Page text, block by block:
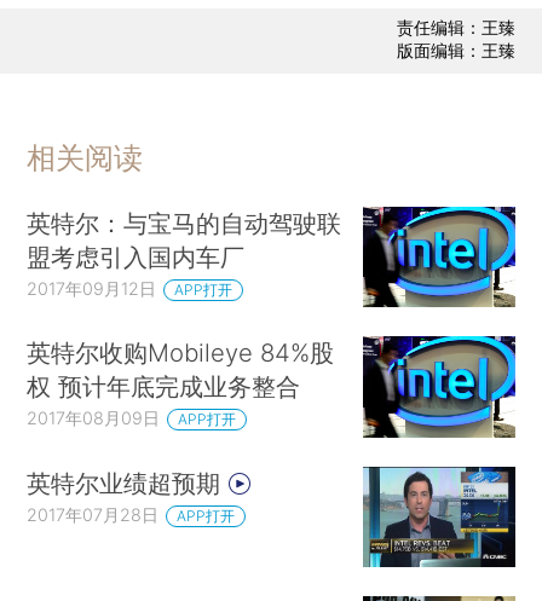
责任编辑：王臻
版面编辑：王臻
相关阅读
英特尔：与宝马的自动驾驶联
盟考虑引入国内车厂
2017年09月12日 APP打开
英特尔收购Mobileye 84%股
权 预计年底完成业务整合
2017年08月09日 APP打开
英特尔业绩超预期
2017年07月28日 APP打开